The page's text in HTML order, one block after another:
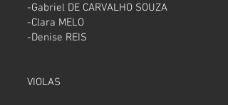
-Gabriel DE CARVALHO SOUZA
-Clara MELO
-Denise REIS
VIOLAS